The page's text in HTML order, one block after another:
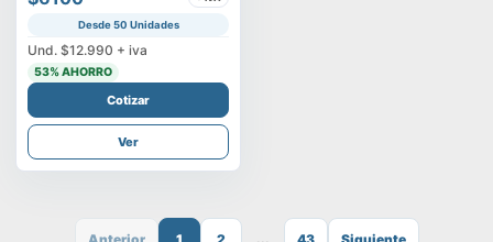
Desde 50 Unidades
Und. $12.990 + iva
53% AHORRO
Cotizar
Ver
Anterior 1 2 ... 43 Siguiente